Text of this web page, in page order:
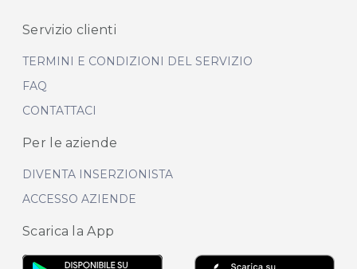
Servizio clienti
TERMINI E CONDIZIONI DEL SERVIZIO
FAQ
CONTATTACI
Per le aziende
DIVENTA INSERZIONISTA
ACCESSO AZIENDE
Scarica la App